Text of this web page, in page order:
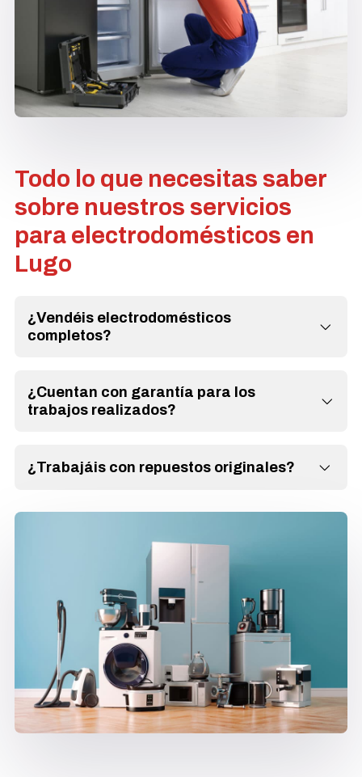
Todo lo que necesitas saber
sobre nuestros servicios
para electrodomésticos en
Lugo
¿Vendéis electrodomésticos
completos?
¿Cuentan con garantía para los
trabajos realizados?
¿Trabajáis con repuestos originales?